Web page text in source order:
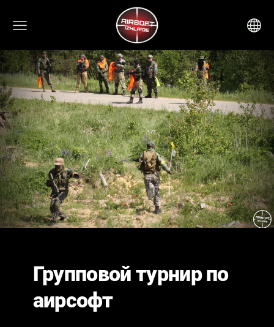
Групповой турнир по
аирсофт